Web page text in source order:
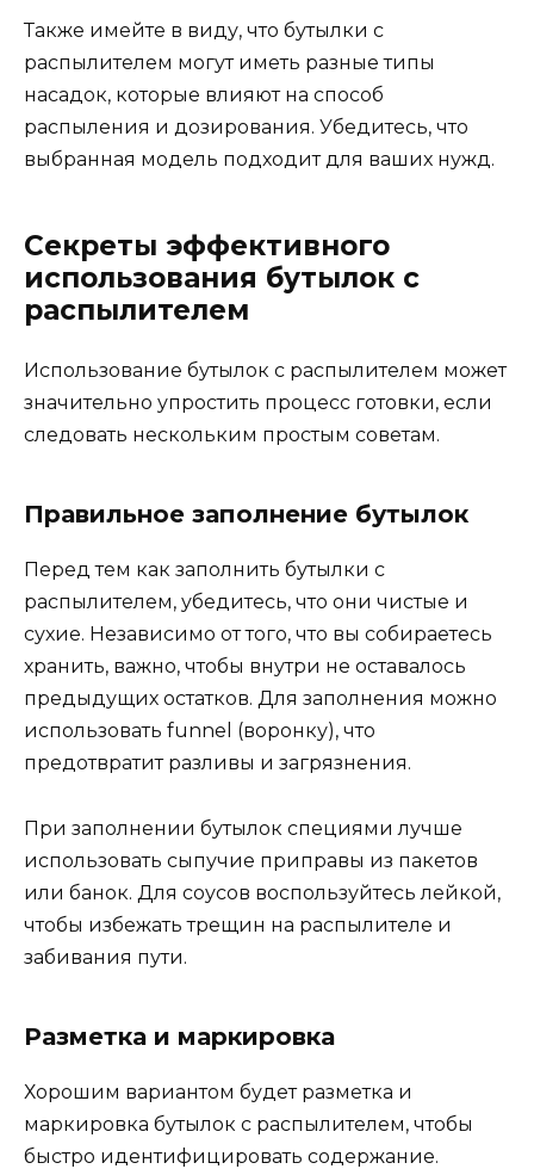
Также имейте в виду, что бутылки с
распылителем могут иметь разные типы
насадок, которые влияют на способ
распыления и дозирования. Убедитесь, что
выбранная модель подходит для ваших нужд.
Секреты эффективного
использования бутылок с
распылителем
Использование бутылок с распылителем может
значительно упростить процесс готовки, если
следовать нескольким простым советам.
Правильное заполнение бутылок
Перед тем как заполнить бутылки с
распылителем, убедитесь, что они чистые и
сухие. Независимо от того, что вы собираетесь
хранить, важно, чтобы внутри не оставалось
предыдущих остатков. Для заполнения можно
использовать funnel (воронку), что
предотвратит разливы и загрязнения.
При заполнении бутылок специями лучше
использовать сыпучие приправы из пакетов
или банок. Для соусов воспользуйтесь лейкой,
чтобы избежать трещин на распылителе и
забивания пути.
Разметка и маркировка
Хорошим вариантом будет разметка и
маркировка бутылок с распылителем, чтобы
быстро идентифицировать содержание.